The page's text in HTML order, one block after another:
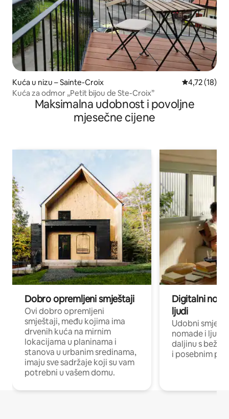
Kuća u nizu – Sainte-Croix Prosječna
4,72 (18)
Kuća za odmor „Petit bijou de Ste-Croix”
Maksimalna udobnost i povoljne
mjesečne cijene
Dobro opremljeni smještaji
Ovi dobro opremljeni
smještaji, među kojima ima
drvenih kuća na mirnim
lokacijama u planinama i
stanova u urbanim sredinama,
imaju sve sadržaje koji su vam
potrebni u vašem domu.
Digitalni
ljudi
Udobni
nomade i ljude
daljinu s
i posebnim